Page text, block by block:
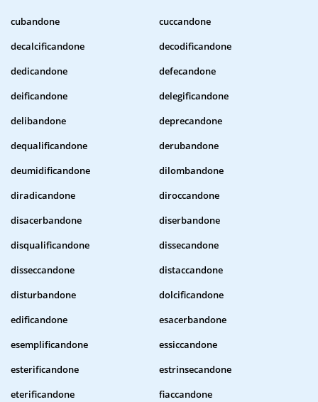
cubandone
cuccandone
decalcificandone
decodificandone
dedicandone
defecandone
deificandone
delegificandone
delibandone
deprecandone
dequalificandone
derubandone
deumidificandone
dilombandone
diradicandone
diroccandone
disacerbandone
diserbandone
disqualificandone
dissecandone
disseccandone
distaccandone
disturbandone
dolcificandone
edificandone
esacerbandone
esemplificandone
essiccandone
esterificandone
estrinsecandone
eterificandone
fiaccandone